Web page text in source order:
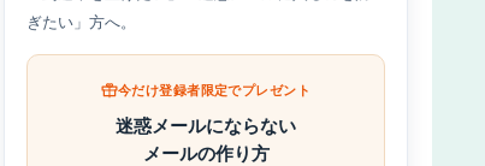
ぎたい」方へ。
今だけ登録者限定でプレゼント
迷惑メールにならない
メールの作り方